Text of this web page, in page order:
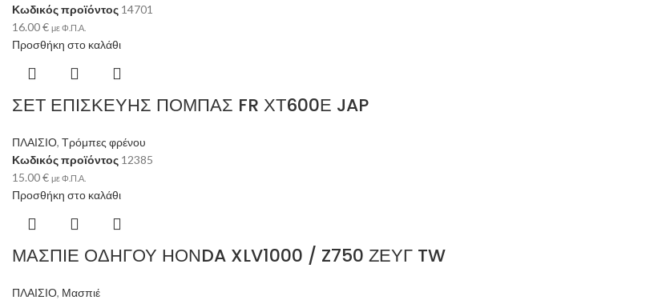
Κωδικός προϊόντος 14701
16.00€ με Φ.Π.Α.
Προσθήκη στο καλάθι
ΣΕΤ ΕΠΙΣΚΕΥΗΣ ΠΟΜΠΑΣ FR ΧΤ600Ε JAP
ΠΛΑΙΣΙΟ, Τρόμπες φρένου
Κωδικός προϊόντος 12385
15.00€ με Φ.Π.Α.
Προσθήκη στο καλάθι
ΜΑΣΠΙΕ ΟΔΗΓΟΥ ΗΟΝDA XLV1000 / Z750 ΖΕΥΓ TW
ΠΛΑΙΣΙΟ, Μασπιέ